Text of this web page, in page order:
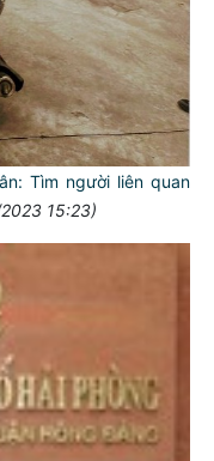
Tìm người liên quan
15:23)